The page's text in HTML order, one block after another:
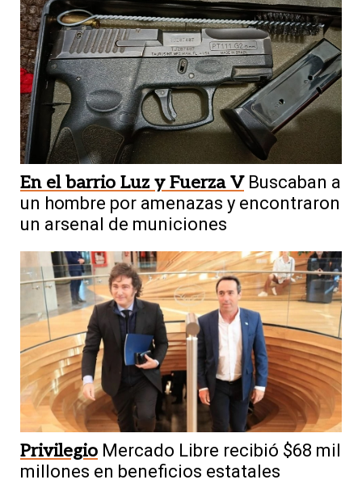
En el barrio Luz y Fuerza V Buscaban a
un hombre por amenazas y encontraron
un arsenal de municiones
Privilegio Mercado Libre recibió $68 mil
millones en beneficios estatales